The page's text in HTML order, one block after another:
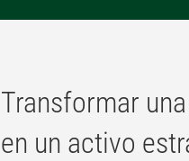
Transformar
en un activo